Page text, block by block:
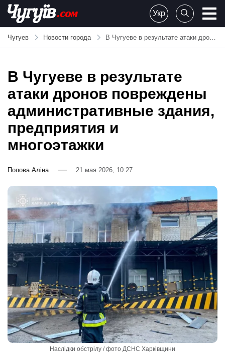
Skip
content
Chuguiv
Укр
Чугуев Новости города В Чугуеве в результате атаки дронов повреждены административные здания, предприятия и многоэтажки
В Чугуеве в результате
атаки дронов повреждены
административные здания,
предприятия и
многоэтажки
Попова Аліна 21 мая 2026, 10:27
Наслідки обстрілу / фото ДСНС Харківщини